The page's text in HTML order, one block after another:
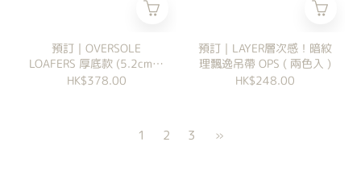
預訂｜OVERSOLE
LOAFERS 厚底款 (5.2cm厚
底)
HK$378.00
預訂｜LAYER層次感！暗紋
理飄逸吊帶 OPS ( 兩色入 )
HK$248.00
1 2 3 »